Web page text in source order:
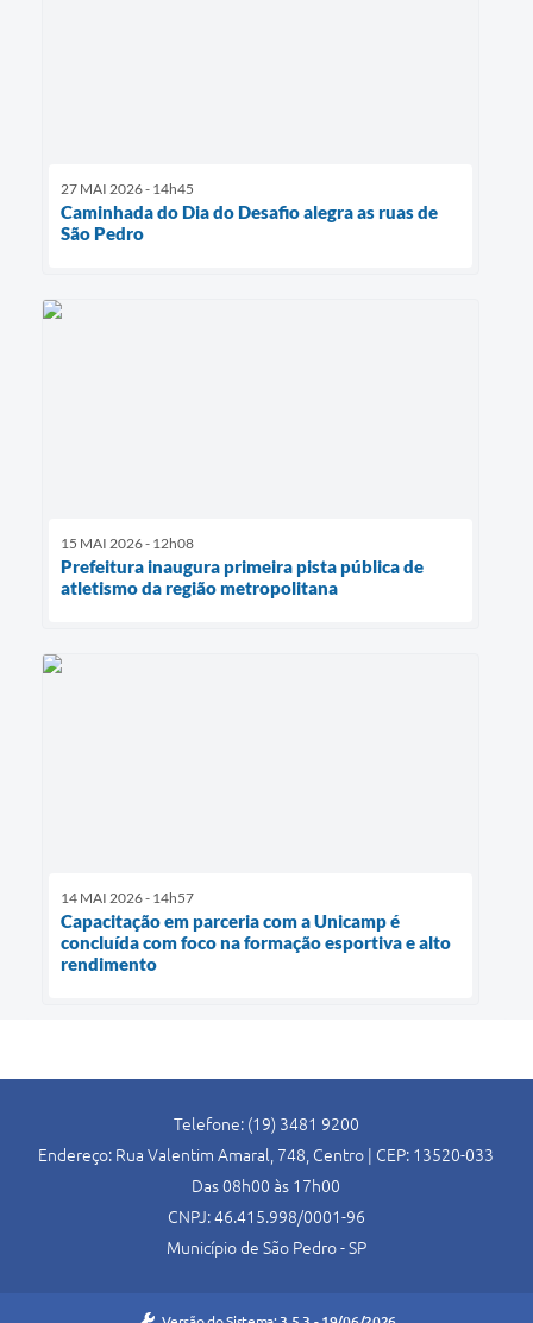
27 MAI 2026 - 14h45
Caminhada do Dia do Desafio alegra as ruas de
São Pedro
15 MAI 2026 - 12h08
Prefeitura inaugura primeira pista pública de
atletismo da região metropolitana
14 MAI 2026 - 14h57
Capacitação em parceria com a Unicamp é
concluída com foco na formação esportiva e alto
rendimento
Telefone: (19) 3481 9200
Endereço: Rua Valentim Amaral, 748, Centro | CEP: 13520-033
Das 08h00 às 17h00
CNPJ: 46.415.998/0001-96
Município de São Pedro - SP